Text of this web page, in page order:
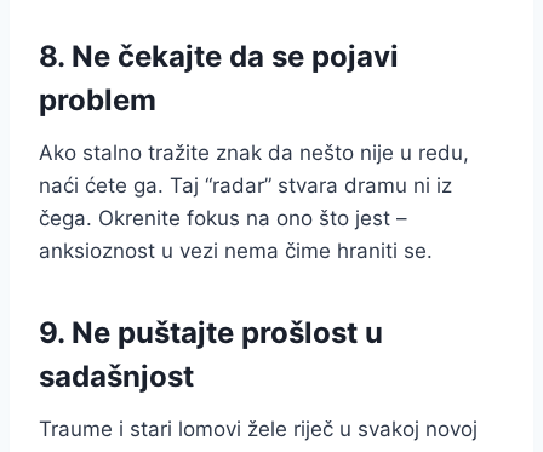
8. Ne čekajte da se pojavi
problem
Ako stalno tražite znak da nešto nije u redu,
naći ćete ga. Taj “radar” stvara dramu ni iz
čega. Okrenite fokus na ono što jest –
anksioznost u vezi nema čime hraniti se.
9. Ne puštajte prošlost u
sadašnjost
Traume i stari lomovi žele riječ u svakoj novoj